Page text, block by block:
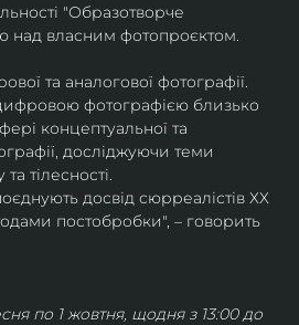
"Образотворче
над власним фотопроєктом.
та аналогової фотографії.
фотографією близько
концептуальної та
досліджуючи теми
тілесності.
досвід сюрреалістів ХХ
постобробки", – говорить
по 1 жовтня, щодня з 13:00 до